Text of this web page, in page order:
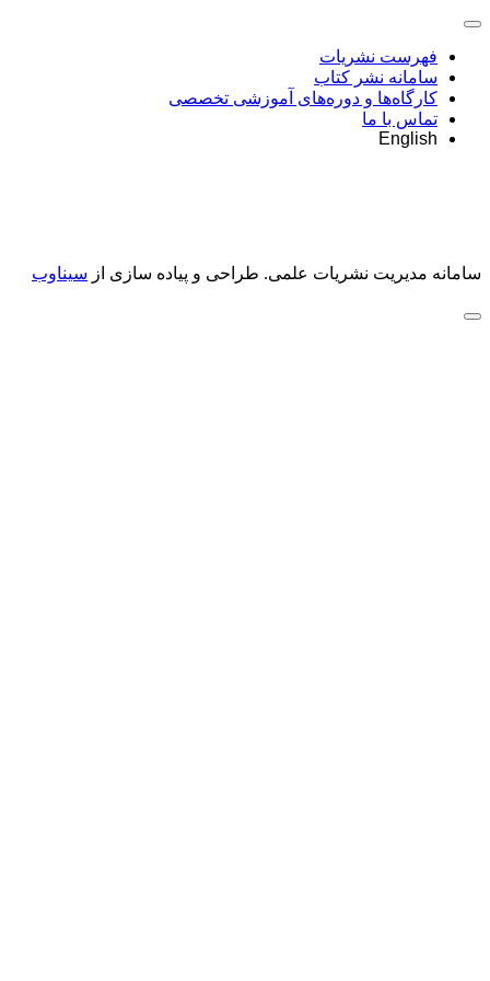
فهرست نشریات
سامانه نشر کتاب
کارگاه‌ها و دوره‌های آموزشی تخصصی
تماس با ما
English
سامانه مدیریت نشریات علمی. طراحی و پیاده سازی از سیناوب